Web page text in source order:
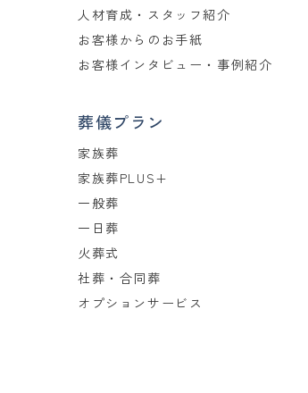
人材育成・スタッフ紹介
お客様からのお手紙
お客様インタビュー・事例紹介
葬儀プラン
家族葬
家族葬PLUS+
一般葬
一日葬
火葬式
社葬・合同葬
オプションサービス